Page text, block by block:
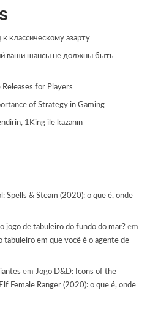
классическому азарту
ваши шансы не должны быть
for Players
of Strategy in Gaming
1King ile kazanın
Spells & Steam (2020): o que é, onde
jogo de tabuleiro do fundo do mar? em
tabuleiro em que você é o agente de
em Jogo D&D: Icons of the
Female Ranger (2020): o que é, onde